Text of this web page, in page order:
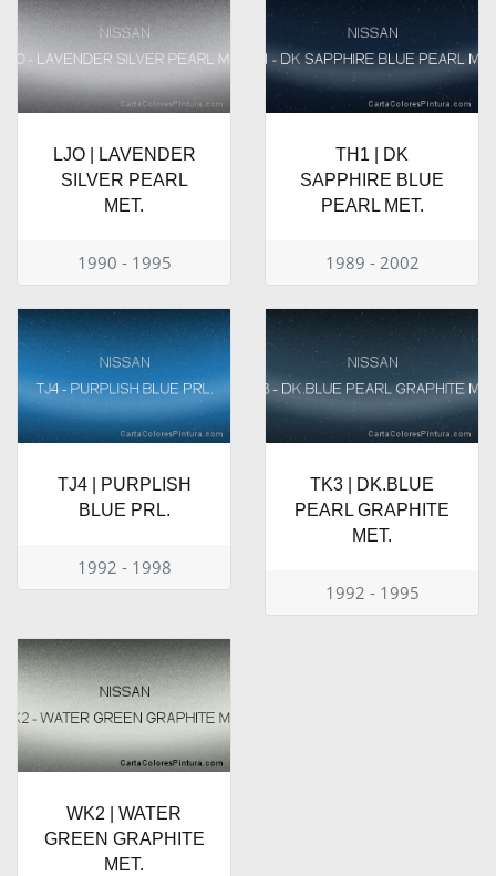
LJO | LAVENDER
SILVER PEARL
MET.
1990 - 1995
TH1 | DK
SAPPHIRE BLUE
PEARL MET.
1989 - 2002
TJ4 | PURPLISH
BLUE PRL.
1992 - 1998
TK3 | DK.BLUE
PEARL GRAPHITE
MET.
1992 - 1995
WK2 | WATER
GREEN GRAPHITE
MET.